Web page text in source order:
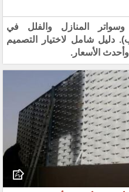
المنازل والفلل في
شامل لاختيار التصميم
الأسعار.